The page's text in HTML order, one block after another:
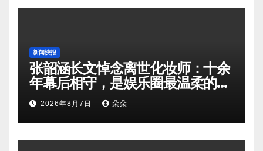
新闻快报
张韶涵长文悼念离世化妆师：十余
年幕后相守，是娱乐圈最温柔的双
向奔赴
2026年8月7日 朵朵